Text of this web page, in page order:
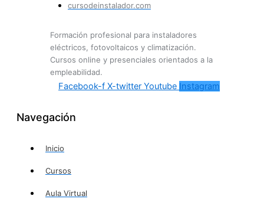
cursodeinstalador.com
Formación profesional para instaladores
eléctricos, fotovoltaicos y climatización.
Cursos online y presenciales orientados a la
empleabilidad.
Facebook-f X-twitter Youtube Instagram
Navegación
Inicio
Cursos
Aula Virtual